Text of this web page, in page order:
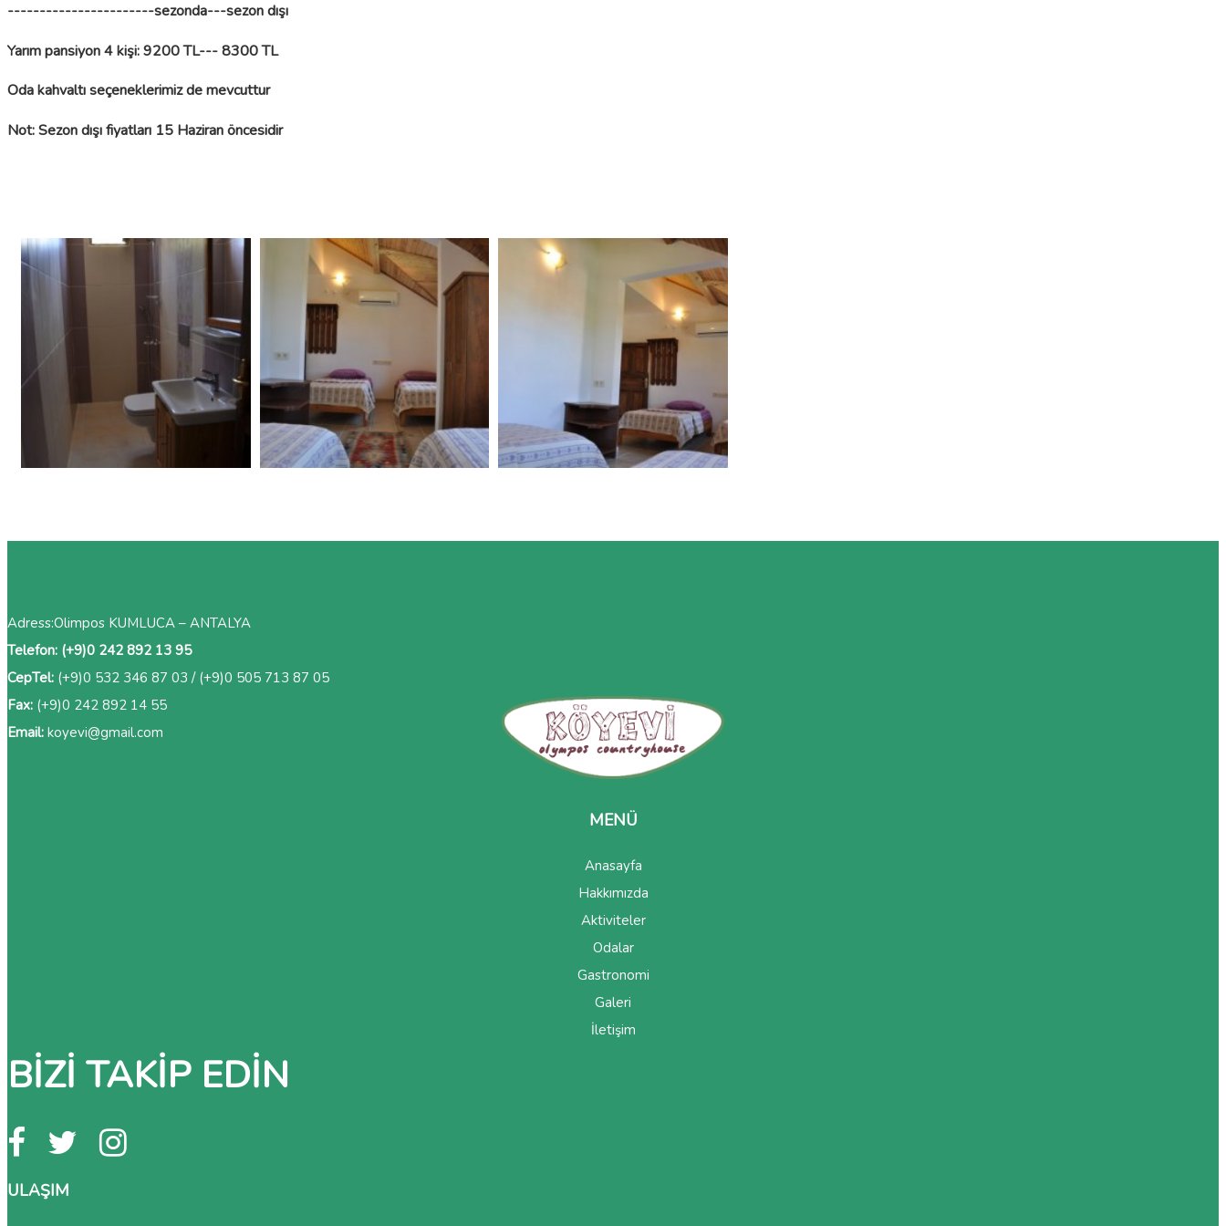
-----------------------sezonda---sezon dışı
Yarım pansiyon 4 kişi: 9200TL--- 8300 TL
Oda kahvaltı seçeneklerimiz de mevcuttur
Not: Sezon dışı fiyatları 15 Haziran öncesidir
Adress:Olimpos KUMLUCA – ANTALYA
Telefon: (+9)0 242 892 13 95
CepTel: (+9)0 532 346 87 03 / (+9)0 505 713 87 05
Fax: (+9)0 242 892 14 55
Email: koyevi@gmail.com
MENÜ
Anasayfa
Hakkımızda
Aktiviteler
Odalar
Gastronomi
Galeri
İletişim
BIZI TAKIP EDIN
ULAŞIM